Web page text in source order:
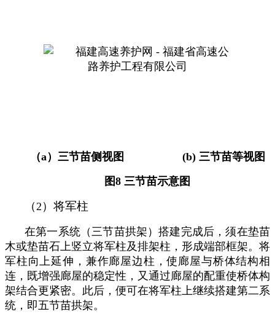
（a）三节苗侧视图 (b) 三节苗等视图
图8 三节苗示意图
（ 2 ）将军柱
在第一系统（三节苗拱架）搭建完成后，须在垫苗
木或垫苗石上竖立将军柱及排架柱，形成端部框架。将
军柱向上延伸，兼作廊屋边柱，使廊屋与桥体结构相
连，既增强廊屋的稳定性，又通过廊屋的配重使桥体构
架结合更紧密。此后，便可在将军柱上继续搭建第二系
统，即五节苗拱架。